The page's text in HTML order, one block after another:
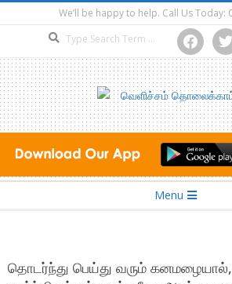
to
We’ll be happy to help. Call Us Today:
facebook
Menu
தொடர்ந்து பெய்து வரும் கனமழையால்,